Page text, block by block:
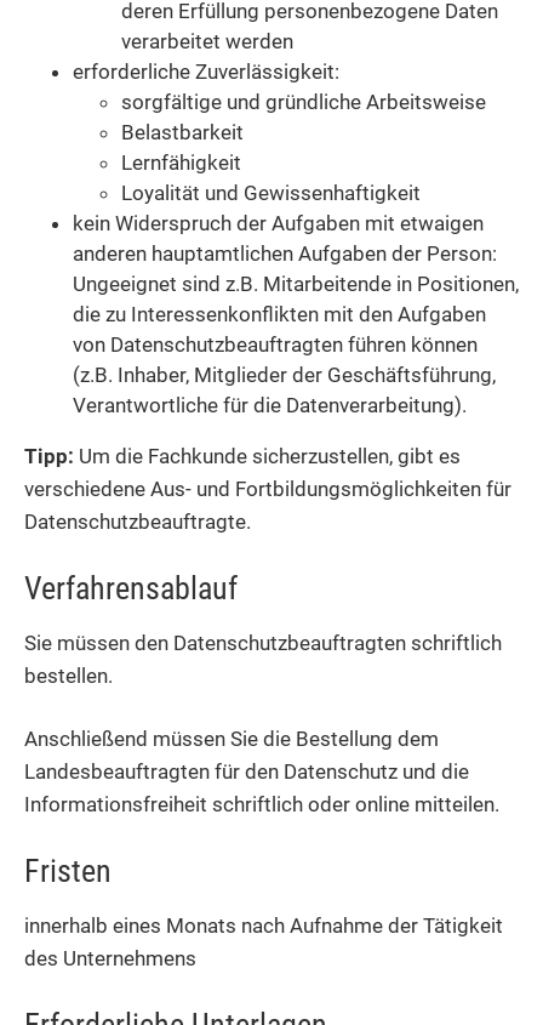
deren Erfüllung personenbezogene Daten
verarbeitet werden
erforderliche Zuverlässigkeit:
sorgfältige und gründliche Arbeitsweise
Belastbarkeit
Lernfähigkeit
Loyalität und Gewissenhaftigkeit
kein Widerspruch der Aufgaben mit etwaigen
anderen hauptamtlichen Aufgaben der Person:
Ungeeignet sind z.B. Mitarbeitende in Positionen,
die zu Interessenkonflikten mit den Aufgaben
von Datenschutzbeauftragten führen können
(z.B. Inhaber, Mitglieder der Geschäftsführung,
Verantwortliche für die Datenverarbeitung).
Tipp: Um die Fachkunde sicherzustellen, gibt es
verschiedene Aus- und Fortbildungsmöglichkeiten für
Datenschutzbeauftragte.
Verfahrensablauf
Sie müssen den Datenschutzbeauftragten schriftlich
bestellen.
Anschließend müssen Sie die Bestellung dem
Landesbeauftragten für den Datenschutz und die
Informationsfreiheit schriftlich oder online mitteilen.
Fristen
innerhalb eines Monats nach Aufnahme der Tätigkeit
des Unternehmens